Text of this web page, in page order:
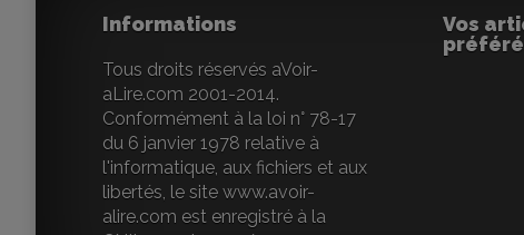
Informations
Tous droits réservés aVoir-
aLire.com 2001-2014.
Conformément à la loi n° 78-17
du 6 janvier 1978 relative à
l'informatique, aux fichiers et aux
libertés, le site www.avoir-
alire.com est enregistré à la
Vos